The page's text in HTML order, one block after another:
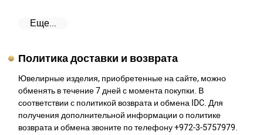
Еще...
Политика доставки и возврата
Ювелирные изделия, приобретенные на сайте, можно
обменять в течение 7 дней с момента покупки. В
соответствии с политикой возврата и обмена IDC. Для
получения дополнительной информации о политике
возврата и обмена звоните по телефону +972-3-5757979.